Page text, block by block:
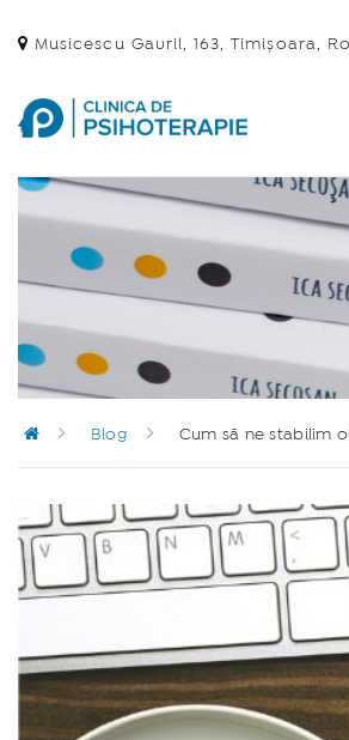
Musicescu Gavril, 163, Timișoara,
Blog Cum să ne stabilim